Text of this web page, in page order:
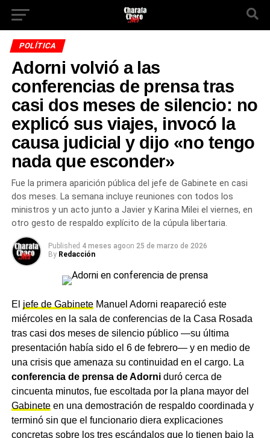
POLÍTICA
Adorni volvió a las
conferencias de prensa tras
casi dos meses de silencio: no
explicó sus viajes, invocó la
causa judicial y dijo «no tengo
nada que esconder»
Fue la primera aparición pública del jefe de Gabinete en casi
dos meses. La semana incluye reuniones con todos los
ministros y un acto junto a Javier y Karina Milei el viernes, en
otro gesto de respaldo explícito de la cúpula libertaria.
Published 4 meses agoon 25 de marzo de 2026
By Redacción
El jefe de GabineteManuel Adorni reapareció este
miércoles en la sala de conferencias de la Casa Rosada
tras casi dos meses de silencio público —su última
presentación había sido el 6 de febrero— y en medio de
una crisis que amenaza su continuidad en el cargo. La
conferencia de prensa de Adorniduró cerca de
cincuenta minutos, fue escoltada por la plana mayor del
Gabineteen una demostración de respaldo coordinada y
terminó sin que el funcionario diera explicaciones
concretas sobre los tres escándalos que lo tienen bajo la